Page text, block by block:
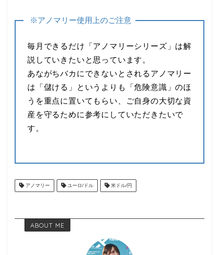
※アノマリー使用上のご注意
毎月できるだけ「アノマリーシリーズ」は解
説していきたいと思っています。
あながちバカにできないとされるアノマリー
は「儲ける」というよりも「危険意識」のほ
うを重点に置いてもらい、ご自身の大切な資
産を守るために参考にしていただきたいで
す。
アノマリー ユーロ/ドル 米ドル/円
ABOUT ME